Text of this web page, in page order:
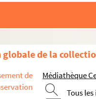
de la
de
Médiathèque
Tous